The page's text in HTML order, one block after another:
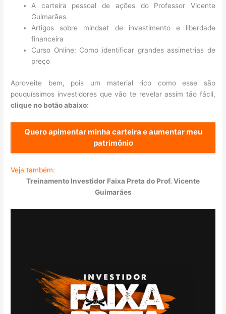
A carteira pessoal de ações do Professor Vicente
Guimarães
Artigos sobre mindset de investimento e liberdade
financeira
Curso Online: Como identificar grandes assimetrias de
preço
Aproveite bem, pois um material rico como esse são
pouquíssimos investidores que vão te revelar assim tão fácil,
clique no botão abaixo:
Quero apimentar minha carteira e aumentar meu
patrimônio
Veja também:
Treinamento Investidor Faixa Preta do Prof. Vicente
Guimarães